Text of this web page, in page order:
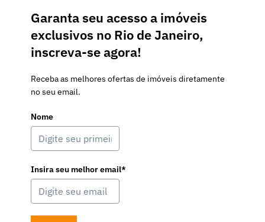
Garanta seu acesso a imóveis
exclusivos no Rio de Janeiro,
inscreva-se agora!
Receba as melhores ofertas de imóveis diretamente
no seu email.
Nome
Insira seu melhor email*